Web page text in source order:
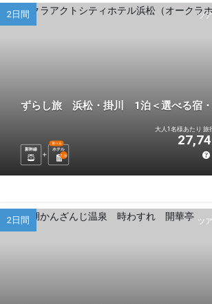
ツ
2日間
ずらし旅 浜松・掛川 1泊＜選べる宿・
新幹線 ホテル
選べる
1 泊
大人1名様あたり 旅
ツ
2日間